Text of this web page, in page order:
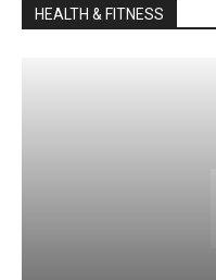
HEALTH & FITNESS